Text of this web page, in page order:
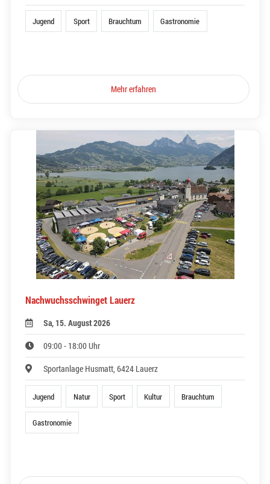
Jugend Sport Brauchtum Gastronomie
Mehr erfahren
Nachwuchsschwinget Lauerz
Sa, 15. August 2026
09:00 - 18:00 Uhr
Sportanlage Husmatt, 6424 Lauerz
Jugend Natur Sport Kultur Brauchtum
Gastronomie